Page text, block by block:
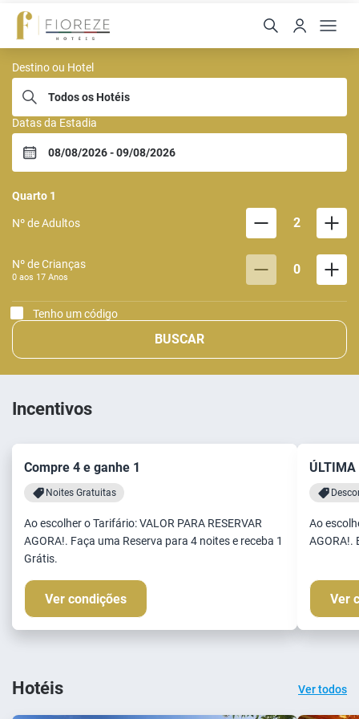
Hoteis Fioreze
Destino ou Hotel
Datas da Estadia
Quarto 1
Nº de Adultos 2
Nº de Crianças
0 aos 17 Anos 0
Tenho um código
BUSCAR
Incentivos
Compre 4 e ganhe 1
Noites Gratuitas
Ao escolher o Tarifário: VALOR PARA RESERVAR
AGORA!. Faça uma Reserva para 4 noites e receba 1
Grátis.
Ver condições
ÚLTIMA
Ao
AGORA!.
Ver
Hotéis Ver todos